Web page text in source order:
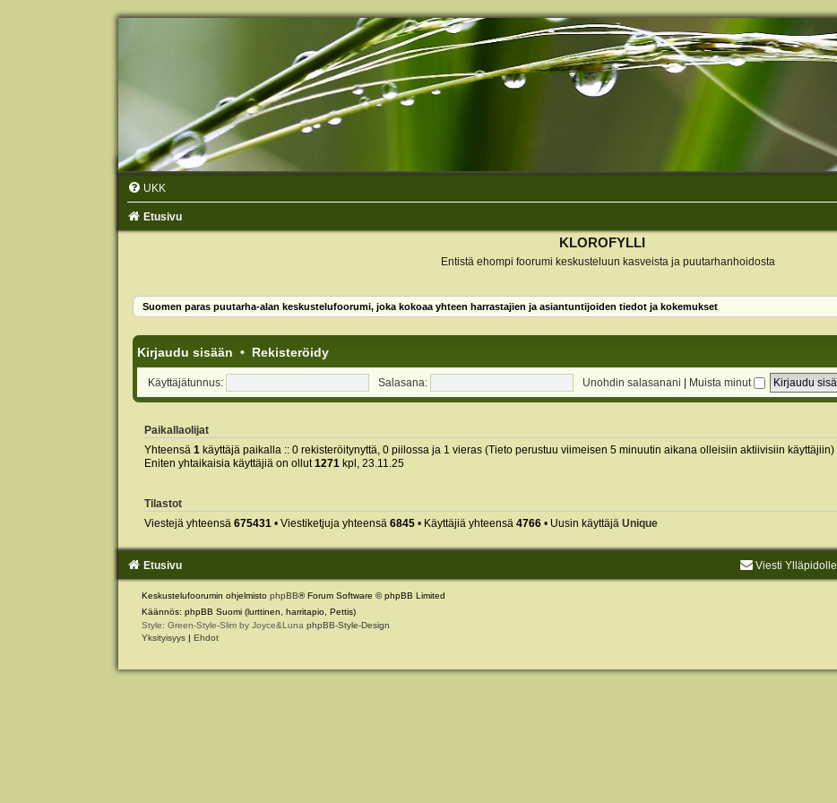
UKK
Etusivu
KLOROFYLLI
Entistä ehompi foorumi keskusteluun kasveista ja puutarhanhoidosta
Suomen paras puutarha-alan keskustelufoorumi, joka kokoaa yhteen harrastajien ja asiantuntijoiden tiedot ja kokemukset
Kirjaudu sisään • Rekisteröidy
Käyttäjätunnus: Salasana: Unohdin salasanani | Muista minut
Paikallaolijat
Yhteensä 1käyttäjä paikalla :: 0 rekisteröitynyttä, 0 piilossa ja 1 vieras (Tieto perustuu viimeisen 5 minuutin aikana olleisiin aktiivisiin käyttäjiin)
Eniten yhtaikaisia käyttäjiä on ollut1271kpl, 23.11.25
Tilastot
Viestejä yhteensä 675431 • Viestiketjuja yhteensä 6845• Käyttäjiä yhteensä 4766• Uusin käyttäjä Unique
Etusivu Viesti Ylläpidolle
Keskustelufoorumin ohjelmisto phpBB® Forum Software © phpBB Limited
Käännös: phpBB Suomi (lurttinen, harritapio, Pettis)
Style: Green-Style-Slim by Joyce&Luna phpBB-Style-Design
Yksityisyys | Ehdot